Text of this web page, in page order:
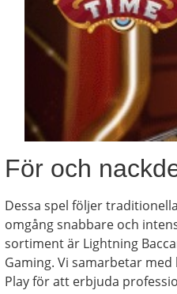
För och
Dessa spel följer
omgång snabbare och
sortiment är Lightning
Gaming. Vi samarbetar
Play för att erbjuda